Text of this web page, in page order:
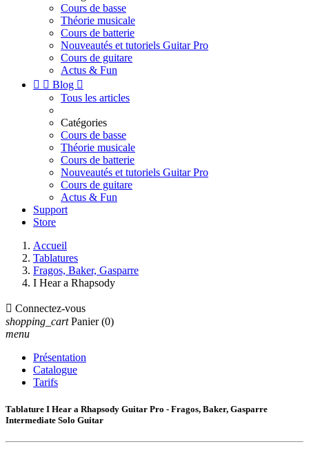
Cours de basse
Théorie musicale
Cours de batterie
Nouveautés et tutoriels Guitar Pro
Cours de guitare
Actus & Fun
  Blog 
Tous les articles
Catégories
Cours de basse
Théorie musicale
Cours de batterie
Nouveautés et tutoriels Guitar Pro
Cours de guitare
Actus & Fun
Support
Store
Accueil
Tablatures
Fragos, Baker, Gasparre
I Hear a Rhapsody
 Connectez-vous
shopping_cart Panier (0)
menu
Présentation
Catalogue
Tarifs
Tablature I Hear a Rhapsody Guitar Pro - Fragos, Baker, Gasparre
Intermediate Solo Guitar